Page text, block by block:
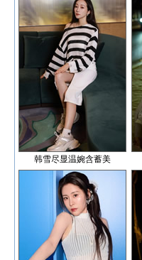
韩雪尽显温婉含蓄美